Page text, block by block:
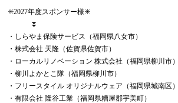
✳️2027年度スポンサー様✳️
⏬
・しらやま保険サービス（福岡県八女市）
・株式会社 天隆（佐賀県佐賀市）
・ローカルリノベーション 株式会社（福岡県柳川市）
・柳川よかとこ隊（福岡県柳川市）
・フリースタイル オリジナルウェア（福岡県城南区）
・有限会社 隆谷工業（福岡県糟屋郡宇美町）